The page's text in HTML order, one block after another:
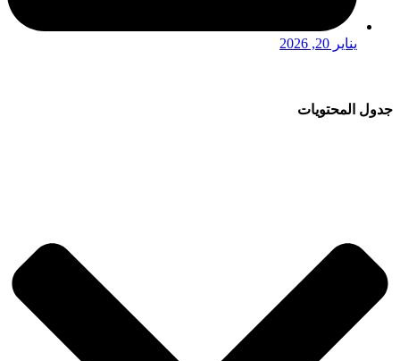
يناير 20, 2026
جدول المحتويات